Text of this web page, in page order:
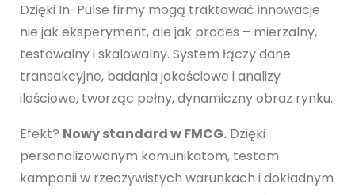
Dzięki In-Pulse firmy mogą traktować innowacje
nie jak eksperyment, ale jak proces – mierzalny,
testowalny i skalowalny. System łączy dane
transakcyjne, badania jakościowe i analizy
ilościowe, tworząc pełny, dynamiczny obraz rynku.
Efekt? Nowy standard w FMCG. Dzięki
personalizowanym komunikatom, testom
kampanii w rzeczywistych warunkach i dokładnym